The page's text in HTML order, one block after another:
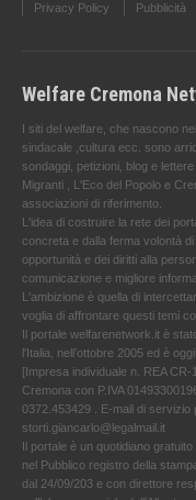
Privacy Policy
Pubblicità
Welfare Cremona
I siti del welfare, che nascono
sindacale ,cultura ecc. sono
sondaggi, petizioni, blog e
Migranti , L'Eco del Popolo e
associazioni di riferimento.
L'idea di costruire la rete dei
concreta e dalla ferma volontà
opportunità e dei diritti alla
comunicazione e migliore
L'ambizione è quella di
voglia di affrontare questi temi
Il portale welfarenetwork.it è
l'Italia, nell’ottobre 2005 ed è
[Impresa individuale n. REA
Cremona con P.IVA
0372.453429 . E-mail di
storti.giancarlo@legalmail.it
Il portale è un quotidiano
nel Pubblico registro della
dal 24/09/203 e con direttore